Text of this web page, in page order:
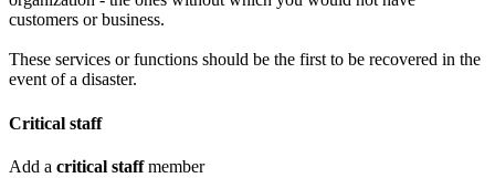
customers or business.
These services or functions should be the first to be recovered in the
event of a disaster.
Critical staff
Add a critical staffmember